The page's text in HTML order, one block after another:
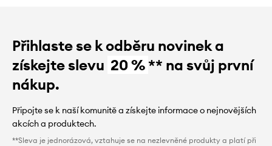
Přihlaste se k odběru novinek a
získejte slevu 20 %** na svůj první
nákup.
Připojte se k naší komunitě a získejte informace o nejnovějších
akcích a produktech.
**Sleva je jednorázová, vztahuje se na nezlevněné produkty a platí při